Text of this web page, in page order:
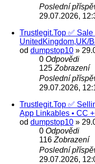
Poslední
29.07.2026,
Trustlegit.Top ✅
UnitedKingdom,UK/
od dumpstop10 »
0 Odpovědi
125 Zobrazení
Poslední
29.07.2026,
Trustlegit.Top ✅
App Linkables • CC
od dumpstop10 »
0 Odpovědi
116 Zobrazení
Poslední
29.07.2026,